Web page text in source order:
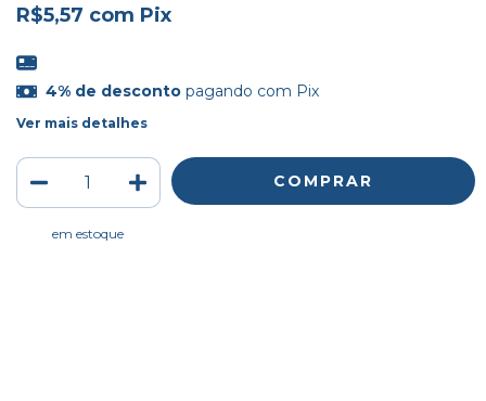
R$5,57 com Pix
4% de descontopagando com Pix
Ver mais detalhes
em estoque